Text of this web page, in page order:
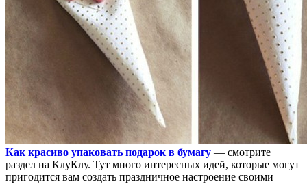
Как красиво упаковать подарок в бумагу — смотрите
раздел на КлуКлу. Тут много интересных идей, которые могут
пригодится вам создать праздничное настроение своими